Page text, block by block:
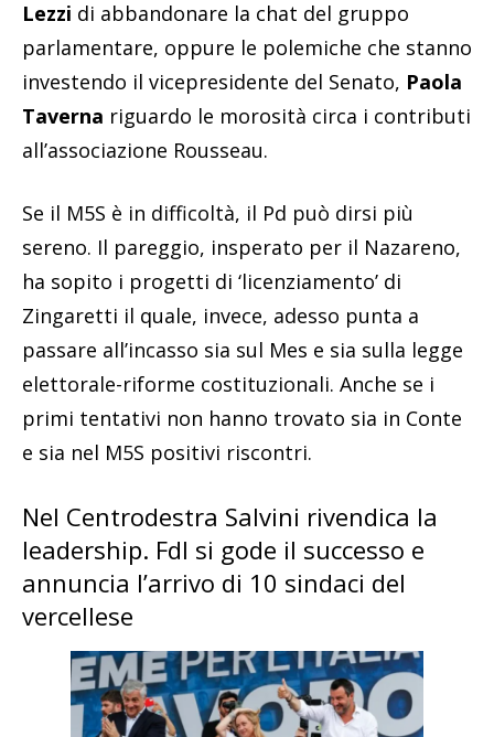
Lezzi di abbandonare la chat del gruppo
parlamentare, oppure le polemiche che stanno
investendo il vicepresidente del Senato, Paola
Taverna riguardo le morosità circa i contributi
all’associazione Rousseau.
Se il M5S è in difficoltà, il Pd può dirsi più
sereno. Il pareggio, insperato per il Nazareno,
ha sopito i progetti di ‘licenziamento’ di
Zingaretti il quale, invece, adesso punta a
passare all’incasso sia sul Mes e sia sulla legge
elettorale-riforme costituzionali. Anche se i
primi tentativi non hanno trovato sia in Conte
e sia nel M5S positivi riscontri.
Nel Centrodestra Salvini rivendica la
leadership. FdI si gode il successo e
annuncia l’arrivo di 10 sindaci del
vercellese